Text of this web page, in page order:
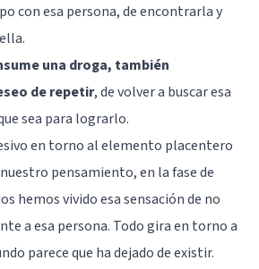
con esa persona, de encontrarla y
una droga, también
de repetir, de volver a buscar esa
sea para lograrlo.
en torno al elemento placentero
pensamiento, en la fase de
hemos vivido esa sensación de no
a esa persona. Todo gira en torno a
parece que ha dejado de existir.